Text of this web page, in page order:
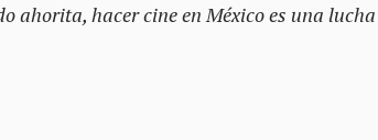
ahorita, hacer cine en México es una lucha